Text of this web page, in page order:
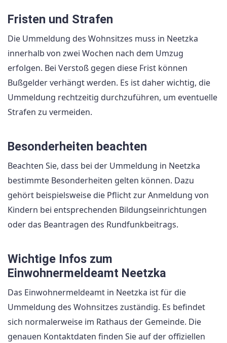
Fristen und Strafen
Die Ummeldung des Wohnsitzes muss in Neetzka
innerhalb von zwei Wochen nach dem Umzug
erfolgen. Bei Verstoß gegen diese Frist können
Bußgelder verhängt werden. Es ist daher wichtig, die
Ummeldung rechtzeitig durchzuführen, um eventuelle
Strafen zu vermeiden.
Besonderheiten beachten
Beachten Sie, dass bei der Ummeldung in Neetzka
bestimmte Besonderheiten gelten können. Dazu
gehört beispielsweise die Pflicht zur Anmeldung von
Kindern bei entsprechenden Bildungseinrichtungen
oder das Beantragen des Rundfunkbeitrags.
Wichtige Infos zum
Einwohnermeldeamt Neetzka
Das Einwohnermeldeamt in Neetzka ist für die
Ummeldung des Wohnsitzes zuständig. Es befindet
sich normalerweise im Rathaus der Gemeinde. Die
genauen Kontaktdaten finden Sie auf der offiziellen